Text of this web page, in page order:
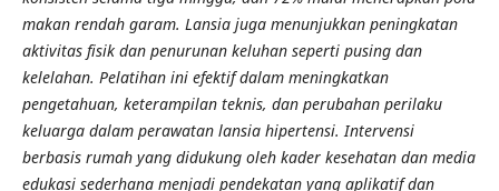
makan rendah garam. Lansia juga menunjukkan peningkatan
aktivitas fisik dan penurunan keluhan seperti pusing dan
kelelahan. Pelatihan ini efektif dalam meningkatkan
pengetahuan, keterampilan teknis, dan perubahan perilaku
keluarga dalam perawatan lansia hipertensi. Intervensi
berbasis rumah yang didukung oleh kader kesehatan dan media
edukasi sederhana menjadi pendekatan yang aplikatif dan